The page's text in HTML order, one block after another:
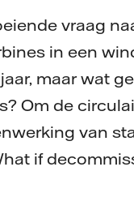
vraag
in een
maar wat
Om de
van
if